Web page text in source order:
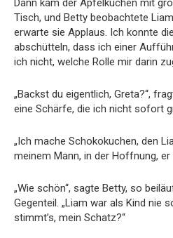
Dann kam der Apfelkuchen mit
Tisch, und Betty beobachtete
erwarte sie Applaus. Ich konnte
abschütteln, dass ich einer
ich nicht, welche Rolle mir darin
„Backst du eigentlich, Greta?“,
eine Schärfe, die ich nicht sofort
„Ich mache Schokokuchen, den
meinem Mann, in der Hoffnung,
„Wie schön“, sagte Betty, so
Gegenteil. „Liam war als Kind nie
stimmt’s, mein Schatz?“